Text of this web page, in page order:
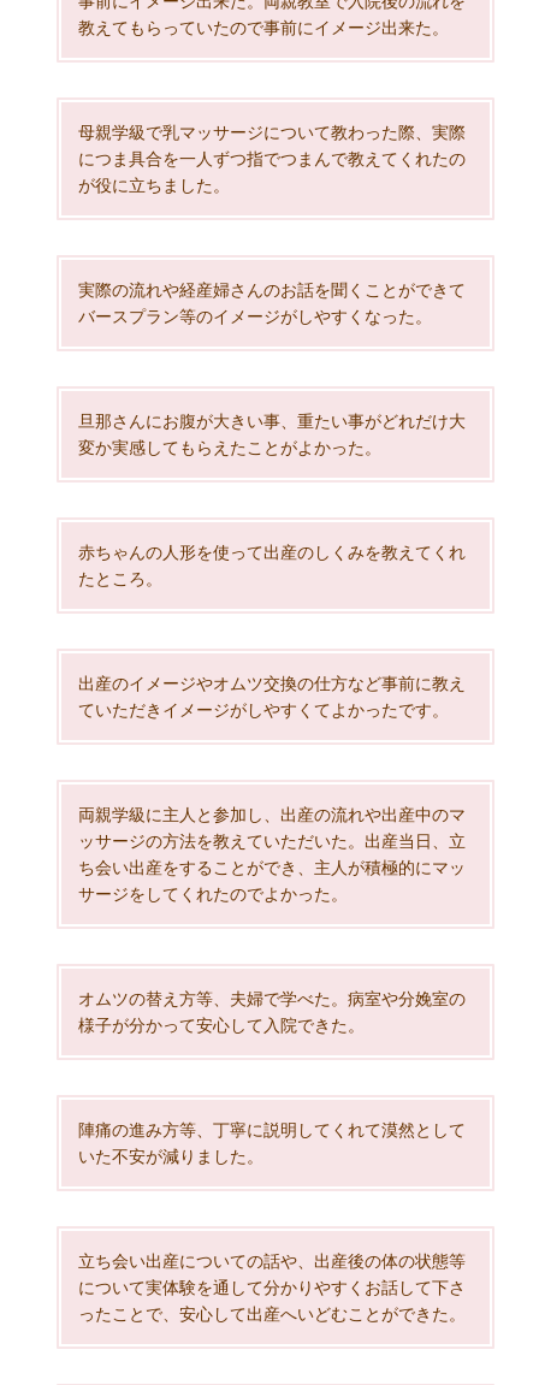
教えてもらっていたので事前にイメージ出来た。
母親学級で乳マッサージについて教わった際、実際
につま具合を一人ずつ指でつまんで教えてくれたの
が役に立ちました。
実際の流れや経産婦さんのお話を聞くことができて
バースプラン等のイメージがしやすくなった。
旦那さんにお腹が大きい事、重たい事がどれだけ大
変か実感してもらえたことがよかった。
赤ちゃんの人形を使って出産のしくみを教えてくれ
たところ。
出産のイメージやオムツ交換の仕方など事前に教え
ていただきイメージがしやすくてよかったです。
両親学級に主人と参加し、出産の流れや出産中のマ
ッサージの方法を教えていただいた。出産当日、立
ち会い出産をすることができ、主人が積極的にマッ
サージをしてくれたのでよかった。
オムツの替え方等、夫婦で学べた。病室や分娩室の
様子が分かって安心して入院できた。
陣痛の進み方等、丁寧に説明してくれて漠然として
いた不安が減りました。
立ち会い出産についての話や、出産後の体の状態等
について実体験を通して分かりやすくお話して下さ
ったことで、安心して出産へいどむことができた。